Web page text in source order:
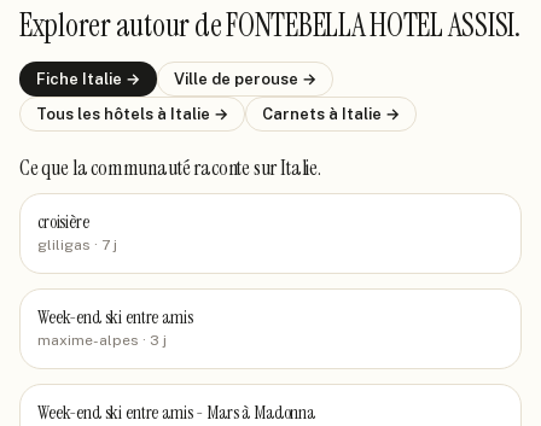
Explorer autour deFONTEBELLA HOTEL ASSISI.
Fiche Italie → Ville de perouse →
Tous les hôtels à Italie → Carnets à Italie →
Ce que la communauté racontesur Italie.
croisière
gliligas · 7 j
Week-end ski entre amis
maxime-alpes · 3 j
Week-end ski entre amis - Mars à Madonna